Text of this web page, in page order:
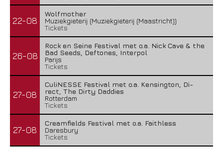
22-08
Wolfmother
Muziekgieterij (Muziekgieterij (Maastricht))
Tickets
26-08
Rock en Seine Festival met o.a. Nick Cave & the
Bad Seeds, Deftones, Interpol
Parijs
Tickets
27-08
CuliNESSE Festival met o.a. Kensington, Di-
rect, The Dirty Daddies
Rotterdam
Tickets
27-08
Creamfields Festival met o.a. Faithless
Daresbury
Tickets